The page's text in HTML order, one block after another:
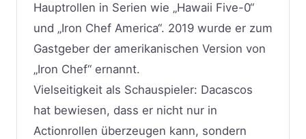
Hauptrollen in Serien wie „Hawaii Five-0“
und „Iron Chef America“. 2019 wurde er zum
Gastgeber der amerikanischen Version von
„Iron Chef“ ernannt.
Vielseitigkeit als Schauspieler: Dacascos
hat bewiesen, dass er nicht nur in
Actionrollen überzeugen kann, sondern